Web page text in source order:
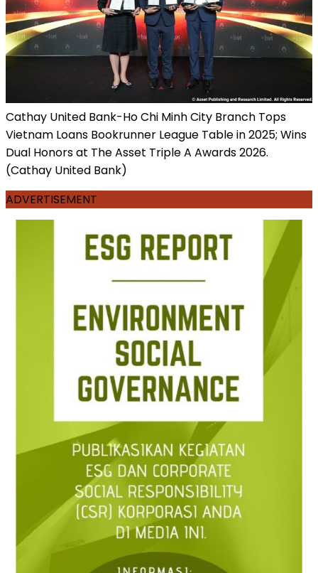
Cathay United Bank-Ho Chi Minh City Branch Tops
Vietnam Loans Bookrunner League Table in 2025; Wins
Dual Honors at The Asset Triple A Awards 2026.
(Cathay United Bank)
ADVERTISEMENT